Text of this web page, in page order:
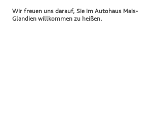
Wir freuen uns darauf, Sie im Autohaus Mais-
Glandien willkommen zu heißen.